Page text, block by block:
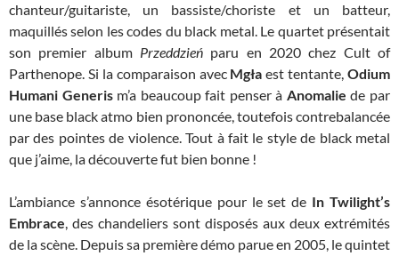
chanteur/guitariste, un bassiste/choriste et un batteur,
maquillés selon les codes du black metal. Le quartet présentait
son premier album Przeddzień paru en 2020 chez Cult of
Parthenope. Si la comparaison avec Mgła est tentante, Odium
Humani Generism’a beaucoup fait penser à Anomalie de par
une base black atmo bien prononcée, toutefois contrebalancée
par des pointes de violence. Tout à fait le style de black metal
que j’aime, la découverte fut bien bonne !
L’ambiance s’annonce ésotérique pour le set de In Twilight’s
Embrace, des chandeliers sont disposés aux deux extrémités
de la scène. Depuis sa première démo parue en 2005, le quintet